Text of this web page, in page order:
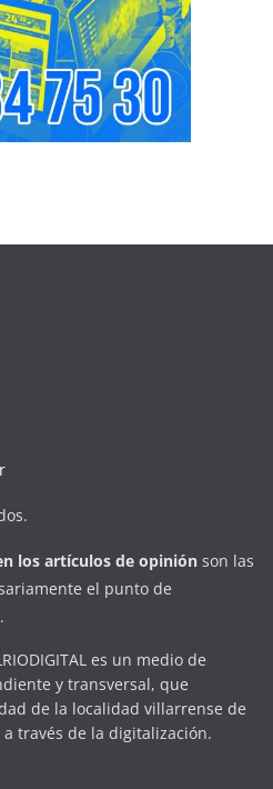
los artículos de opinión son las
el punto de
.
es un medio de
y transversal, que
de la localidad villarrense de
través de la digitalización.